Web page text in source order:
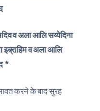
व अला आलि सय्येदिना
इब्राहिम व अला आलि
*
करने के बाद सुरह